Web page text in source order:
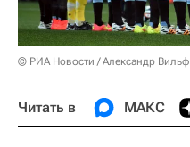
© РИА Новости / Александр Вильф
Читать в МАКС